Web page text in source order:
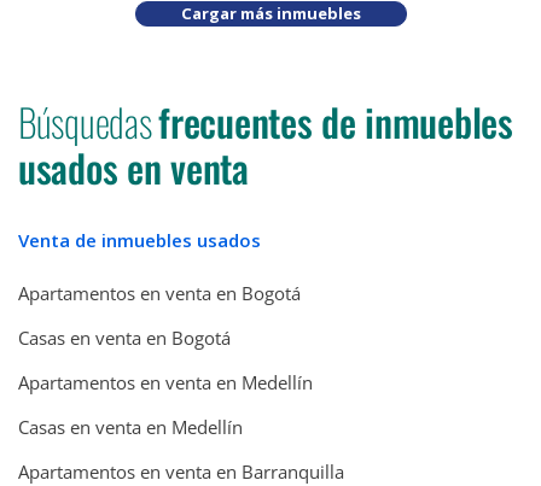
Cargar más inmuebles
Búsquedasfrecuentes de inmuebles
usados en venta
Venta de inmuebles usados
Apartamentos en venta en Bogotá
Casas en venta en Bogotá
Apartamentos en venta en Medellín
Casas en venta en Medellín
Apartamentos en venta en Barranquilla